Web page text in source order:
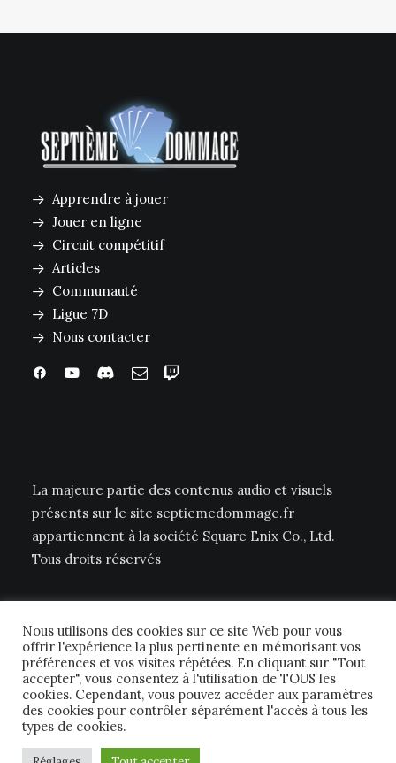
Apprendre à jouer
Jouer en ligne
Circuit compétitif
Articles
Communauté
Ligue 7D
Nous contacter
La majeure partie des contenus audio et visuels
présents sur le site septiemedommage.fr
appartiennent à la société Square Enix Co., Ltd.
Tous droits réservés
© 2026 Septième Dommage FFTCG. | Tous droits réservés.
Nous utilisons des cookies sur ce site Web pour vous
offrir l'expérience la plus pertinente en mémorisant vos
préférences et vos visites répétées. En cliquant sur "Tout
accepter", vous consentez à l'utilisation de TOUS les
cookies. Cependant, vous pouvez accéder aux paramètres
des cookies pour contrôler séparément l'accès à tous les
types de cookies.